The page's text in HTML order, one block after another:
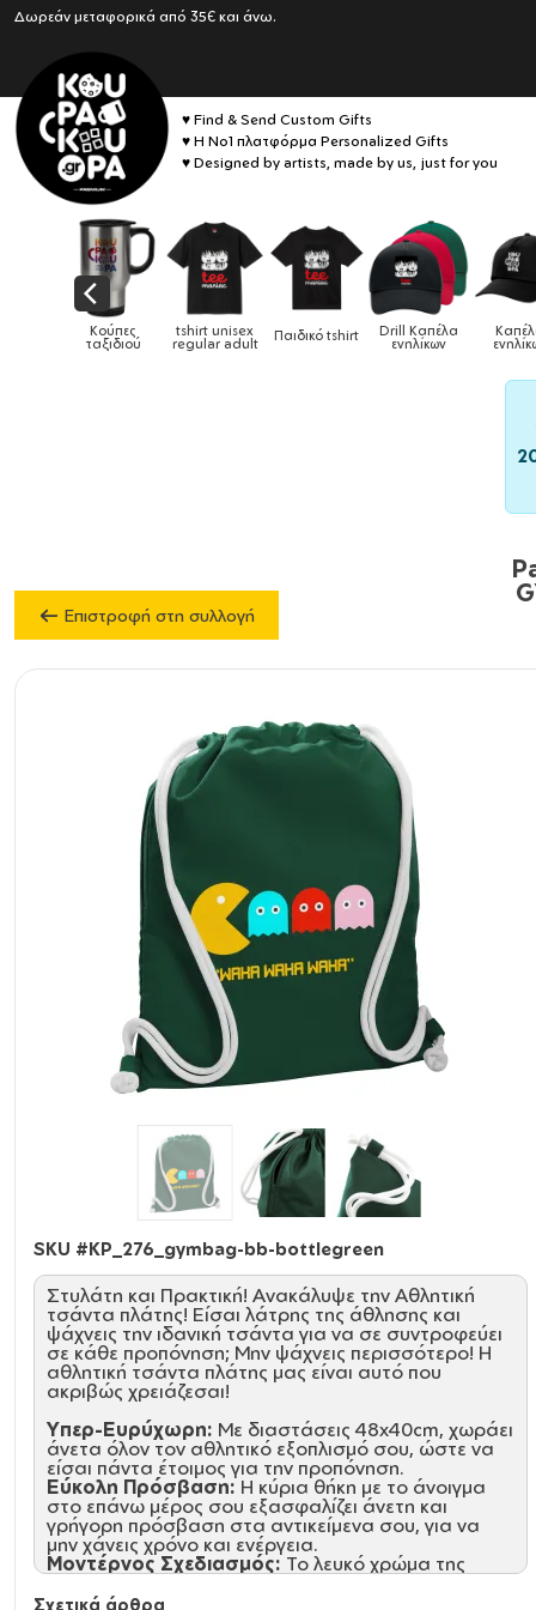
Δωρεάν μεταφορικά από 35€ και άνω.
♥ Find & Send Custom Gifts
♥ Η No1 πλατφόρμα Personalized Gifts
♥ Designed by artists, made by us, just for you
regular adult Παιδικό tshirt Drill Καπέλα
ενηλίκων
Καπέλα
ενηλίκων Καπέλα παιδικά
Επιστροφή στη συλλογή
SKU #KP_276_gymbag-bb-bottlegreen
Στυλάτη και Πρακτική! Ανακάλυψε την Αθλητική
τσάντα πλάτης! Είσαι λάτρης της άθλησης και
ψάχνεις την ιδανική τσάντα για να σε συντροφεύει
σε κάθε προπόνηση; Μην ψάχνεις περισσότερο! Η
αθλητική τσάντα πλάτης μας είναι αυτό που
ακριβώς χρειάζεσαι!
Υπερ-Ευρύχωρη: Με διαστάσεις 48x40cm, χωράει
άνετα όλον τον αθλητικό εξοπλισμό σου, ώστε να
είσαι πάντα έτοιμος για την προπόνηση.
Εύκολη Πρόσβαση: Η κύρια θήκη με το άνοιγμα
στο επάνω μέρος σου εξασφαλίζει άνετη και
γρήγορη πρόσβαση στα αντικείμενα σου, για να
μην χάνεις χρόνο και ενέργεια.
Μοντέρνος Σχεδιασμός: Το λευκό χρώμα της
προσφέροντας στυλ και κομψότητα σε κάθε σου
Σχετικά άρθρα